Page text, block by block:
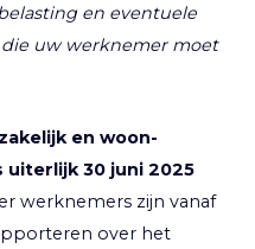
en eventuele
uw werknemer moet
en woon-
30 juni 2025
werknemers zijn vanaf
over het